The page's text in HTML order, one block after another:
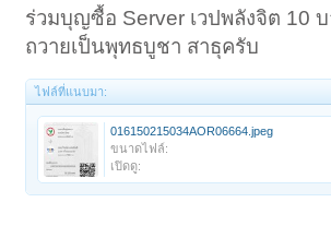
ร่วมบุญซื้อ Server เวปพลังจิต 10
ถวายเป็นพุทธบูชา สาธุครับ
ไฟล์ที่แนบมา:
016150215034AOR06664.jpeg
ขนาดไฟล์:
เปิดดู: